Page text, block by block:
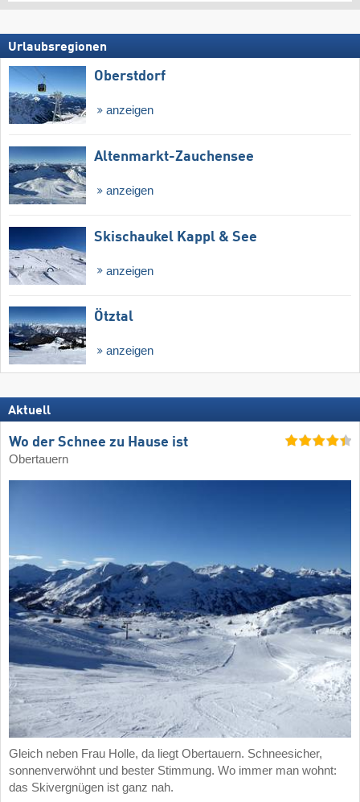
Urlaubsregionen
Oberstdorf
anzeigen
Altenmarkt-Zauchensee
anzeigen
Skischaukel Kappl & See
anzeigen
Ötztal
anzeigen
Aktuell
Wo der Schnee zu Hause ist
Obertauern
Gleich neben Frau Holle, da liegt Obertauern. Schneesicher,
sonnenverwöhnt und bester Stimmung. Wo immer man wohnt:
das Skivergnügen ist ganz nah.